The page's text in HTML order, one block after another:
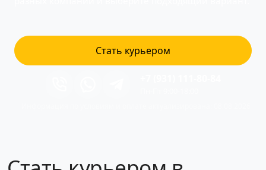
Стать курьером